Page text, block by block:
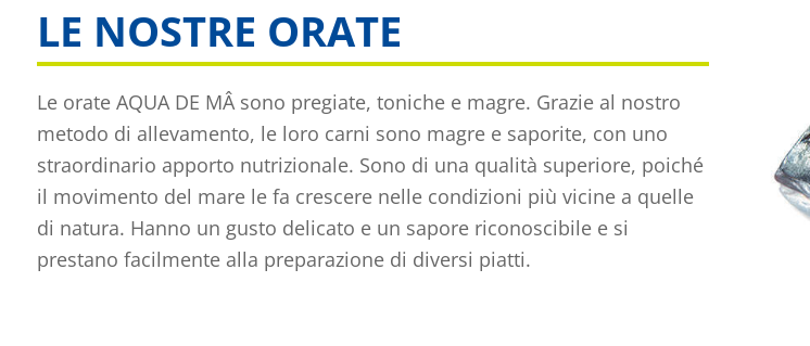
LE NOSTRE ORATE
Le orate AQUA DE MÂ sono pregiate, toniche e magre. Grazie al nostro
metodo di allevamento, le loro carni sono magre e saporite, con uno
straordinario apporto nutrizionale. Sono di una qualità superiore, poiché
il movimento del mare le fa crescere nelle condizioni più vicine a quelle
di natura. Hanno un gusto delicato e un sapore riconoscibile e si
prestano facilmente alla preparazione di diversi piatti.